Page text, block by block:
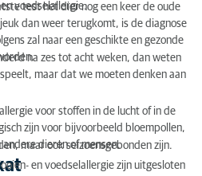
voedselallergie.
test het dier nog een keer de oude
dan weer terugkomt, is de diagnose
zal naar een geschikte en gezonde
na zes tot acht weken, dan weten
maar dat we moeten denken aan
voor stoffen in de lucht of in de
zijn voor bijvoorbeeld bloempollen,
dieren of mensen.
maar ook seizoensgebonden zijn.
en voedselallergie zijn uitgesloten